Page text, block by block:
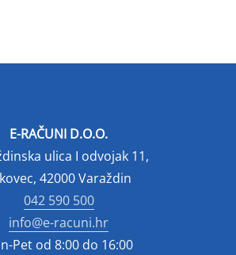
E-RAČUNI D.O.O.
ulica I odvojak 11,
42000 Varaždin
042 590 500
info@e-racuni.hr
Pet od 8:00 do 16:00